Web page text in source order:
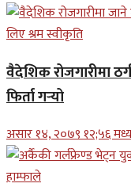
वैदेशिक रोजगारीमा
फिर्ता गर्‍यो
असार १४, २०७९ १२;५६